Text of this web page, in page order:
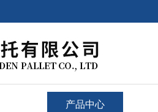
产品中心